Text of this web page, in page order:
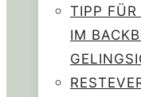
TIPP
IM